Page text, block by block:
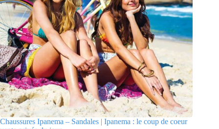
Chaussures Ipanema – Sandales | Ipanema : le coup de coeur